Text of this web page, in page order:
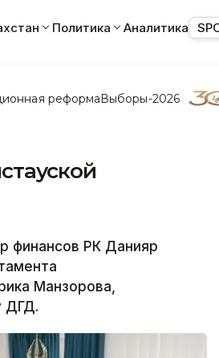
Политика Аналитика
реформаВыборы-2026
финансов РК Данияр
Манзорова,
ДГД.